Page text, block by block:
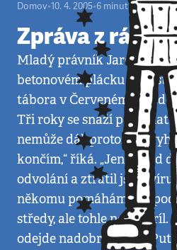
Domov•10. 4. 2005•6 minut
Zpráva z ráje
Mladý právník Jaroslav
betonovém plácku
tábora v Červeném Újezdě
Tři roky se snaží pomáhat
nemůže dál, protože je
končím,“ říká. „Jen pořád
odvolání a ztratil jsem
někomu pomáhám.“ Je
středy, ale tohle není apríl.
odejde nadobro, zažije